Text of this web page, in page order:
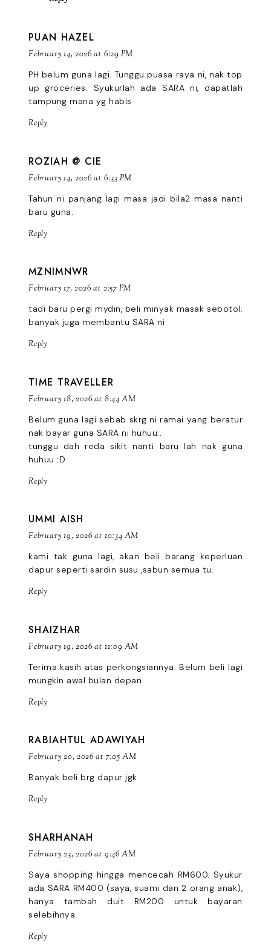
PUAN HAZEL
February 14, 2026 at 6:29 PM
PH belum guna lagi. Tunggu puasa raya ni, nak top
up groceries. Syukurlah ada SARA ni, dapatlah
tampung mana yg habis
Reply
ROZIAH @ CIE
February 14, 2026 at 6:33 PM
Tahun ni panjang lagi masa jadi bila2 masa nanti
baru guna.
Reply
MZNIMNWR
February 17, 2026 at 2:57 PM
tadi baru pergi mydin, beli minyak masak sebotol.
banyak juga membantu SARA ni
Reply
TIME TRAVELLER
February 18, 2026 at 8:44 AM
Belum guna lagi sebab skrg ni ramai yang beratur
nak bayar guna SARA ni huhuu..
tunggu dah reda sikit nanti baru lah nak guna
huhuu :D
Reply
UMMI AISH
February 19, 2026 at 10:34 AM
kami tak guna lagi, akan beli barang keperluan
dapur seperti sardin susu ,sabun semua tu.
Reply
SHAIZHAR
February 19, 2026 at 11:09 AM
Terima kasih atas perkongsiannya. Belum beli lagi
mungkin awal bulan depan.
Reply
RABIAHTUL ADAWIYAH
February 20, 2026 at 7:05 AM
Banyak beli brg dapur jgk
Reply
SHARHANAH
February 23, 2026 at 9:46 AM
Saya shopping hingga mencecah RM600. Syukur
ada SARA RM400 (saya, suami dan 2 orang anak),
hanya tambah duit RM200 untuk bayaran
selebihnya.
Reply